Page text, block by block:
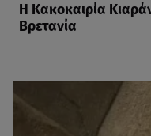
Η Κακοκαιρία
Βρετανία